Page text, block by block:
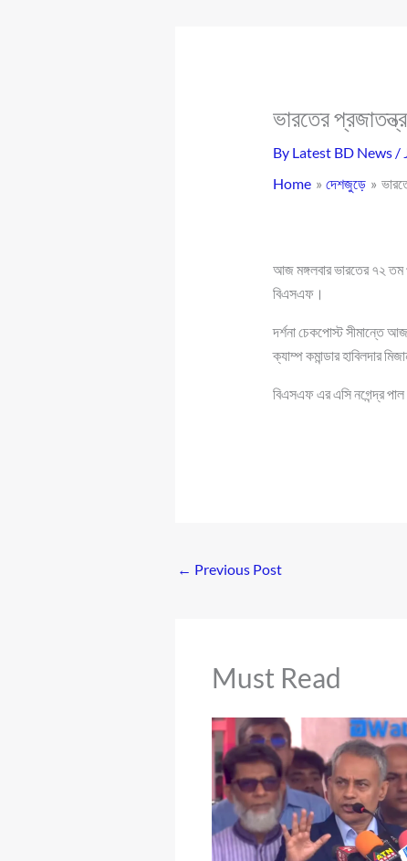
ভারতের
By Latest BD News /
Home
দেশজুড়ে
আজ মঙ্গলবার ভারতের ৭২ তম
বিএসএফ।
দর্শনা চেকপোস্ট সীমান্তে
ক্যাম্প কমান্ডার হাবিলদার
বিএসএফ এর এসি নগেন্দ্র
← Previous Post
Must Read